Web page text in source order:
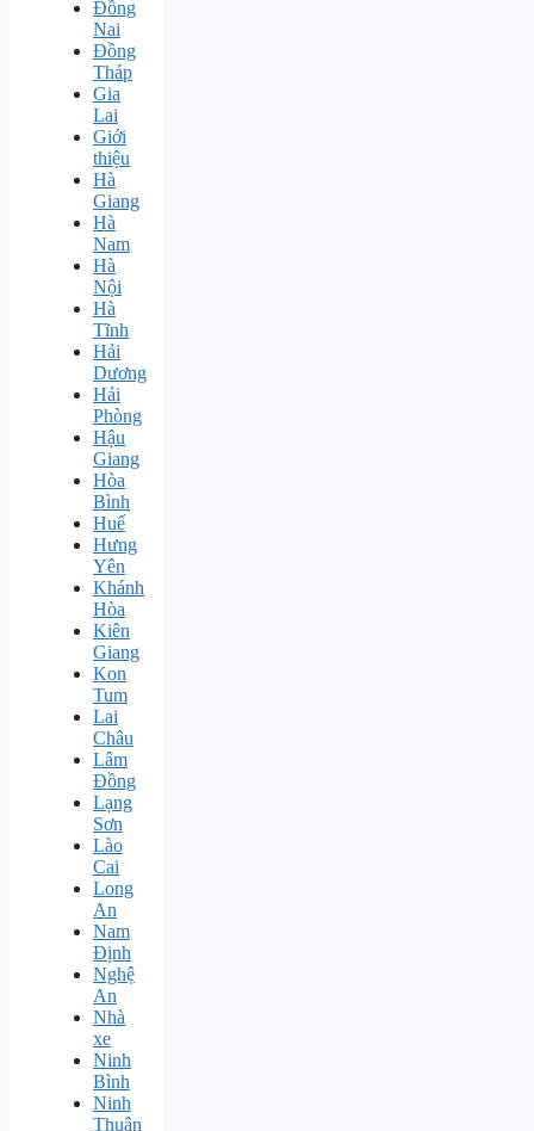
Đồng
Nai
Đồng
Tháp
Gia
Lai
Giới
thiệu
Hà
Giang
Hà
Nam
Hà
Nội
Hà
Tĩnh
Hải
Dương
Hải
Phòng
Hậu
Giang
Hòa
Bình
Huế
Hưng
Yên
Khánh
Hòa
Kiên
Giang
Kon
Tum
Lai
Châu
Lâm
Đồng
Lạng
Sơn
Lào
Cai
Long
An
Nam
Định
Nghệ
An
Nhà
xe
Ninh
Bình
Ninh
Thuận